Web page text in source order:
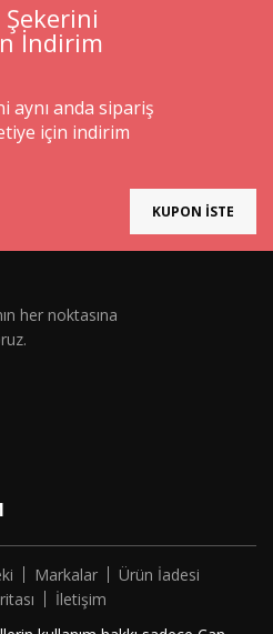
İndirim
aynı anda sipariş
için indirim
KUPON İSTE
her noktasına
Markalar
Ürün İadesi
İletişim